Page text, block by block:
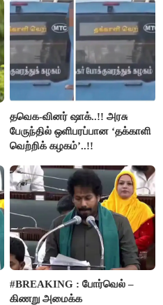
தவெக-வினர் ஷாக்..!! அரசு
பேருந்தில் ஒளிபரப்பான ‘தக்காளி
வெற்றிக் கழகம்’..!!
#BREAKING : போர்வெல் –
கிணறு அமைக்க